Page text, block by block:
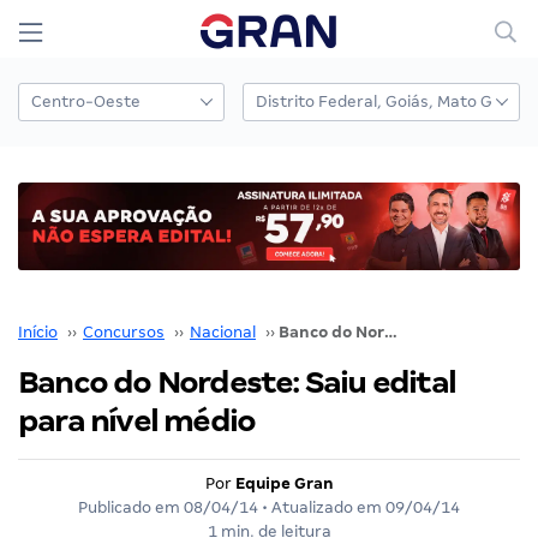
Início ›› Concursos ›› Nacional ›› Banco do Nordeste: Saiu edital para nível médio
Banco do Nordeste: Saiu edital
para nível médio
Por Equipe Gran
Publicado em 08/04/14 • Atualizado em 09/04/14
1 min. de leitura